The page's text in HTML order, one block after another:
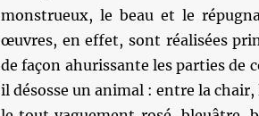
monstrueux, le beau et le
œuvres, en effet, sont réalisées
de façon ahurissante les parties de
il désosse un animal : entre la